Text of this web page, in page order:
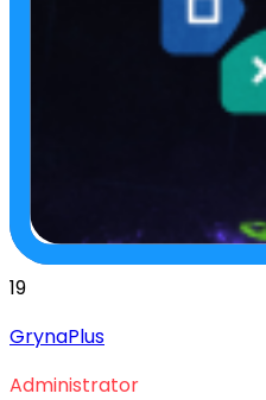
19
GrynaPlus
Administrator